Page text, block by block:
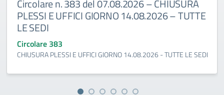
Circolare n. 383 del 07.08.2026 – CHIUSURA
PLESSI E UFFICI GIORNO 14.08.2026 – TUTTE
LE SEDI
Circolare 383
CHIUSURA PLESSI E UFFICI GIORNO 14.08.2026 - TUTTE LE SEDI